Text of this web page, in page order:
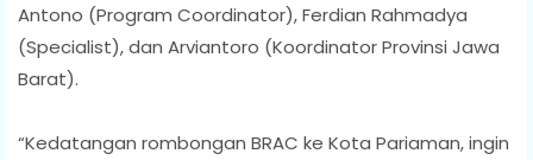
Antono (Program Coordinator), Ferdian Rahmadya
(Specialist), dan Arviantoro (Koordinator Provinsi Jawa
Barat).
“Kedatangan rombongan BRAC ke Kota Pariaman, ingin